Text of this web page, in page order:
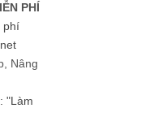
PHÍ
phí
Nâng
"Làm